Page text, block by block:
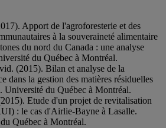
Apport de l'agroforesterie et des
à la souveraineté alimentaire
du nord du Canada : une analyse
du Québec à Montréal.
(2015). Bilan et analyse de la
dans la gestion des matières résiduelles
Université du Québec à Montréal.
Etude d'un projet de revitalisation
: le cas d'Airlie-Bayne à Lasalle.
Québec à Montréal.